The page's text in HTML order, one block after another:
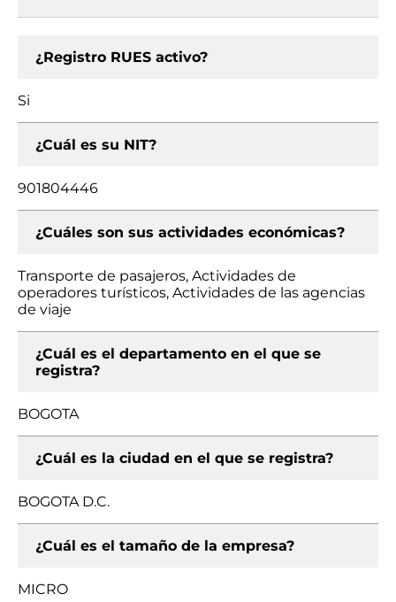
¿Registro RUES activo?
Si
¿Cuál es su NIT?
901804446
¿Cuáles son sus actividades económicas?
Transporte de pasajeros, Actividades de
operadores turísticos, Actividades de las agencias
de viaje
¿Cuál es el departamento en el que se
registra?
BOGOTA
¿Cuál es la ciudad en el que se registra?
BOGOTA D.C.
¿Cuál es el tamaño de la empresa?
MICRO